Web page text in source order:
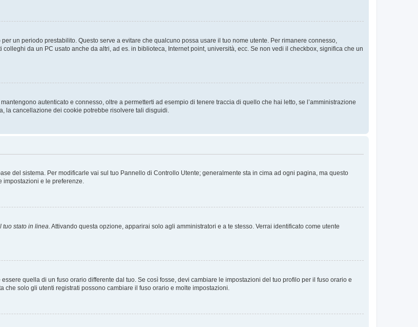
un periodo prestabilito. Questo serve a evitare che qualcuno possa usare il tuo nome utente. Per rimanere connesso,
da un PC usato anche da altri, ad es. in biblioteca, Internet point, università, ecc. Se non vedi il checkbox, significa che un
autenticato e connesso, oltre a permetterti ad esempio di tenere traccia di quello che hai letto, se l’amministrazione
la cancellazione dei cookie potrebbe risolvere tali disguidi.
del sistema. Per modificarle vai sul tuo Pannello di Controllo Utente; generalmente sta in cima ad ogni pagina, ma questo
e le preferenze.
tuo stato in linea . Attivando questa opzione, apparirai solo agli amministratori e a te stesso. Verrai identificato come utente
quella di un fuso orario differente dal tuo. Se così fosse, devi cambiare le impostazioni del tuo profilo per il fuso orario e
solo gli utenti registrati possono cambiare il fuso orario e molte impostazioni.